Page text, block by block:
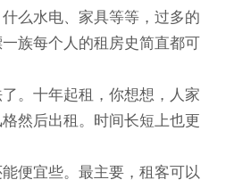
么水电、家具等等，过多的
族每个人的租房史简直都可
。十年起租，你想想，人家
然后出租。时间长短上也更
便宜些。最主要，租客可以